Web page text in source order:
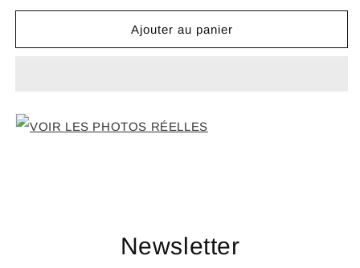
Ajouter au panier
VOIR LES PHOTOS RÉELLES
Newsletter